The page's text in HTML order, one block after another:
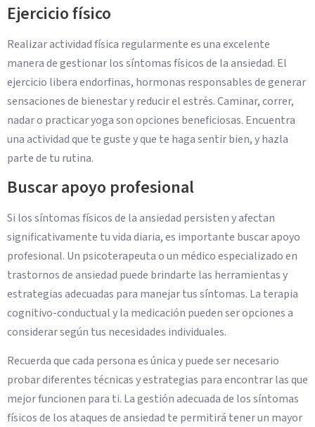
Ejercicio físico
Realizar actividad física regularmente es una excelente
manera de gestionar los síntomas físicos de la ansiedad. El
ejercicio libera endorfinas, hormonas responsables de generar
sensaciones de bienestar y reducir el estrés. Caminar, correr,
nadar o practicar yoga son opciones beneficiosas. Encuentra
una actividad que te guste y que te haga sentir bien, y hazla
parte de tu rutina.
Buscar apoyo profesional
Si los síntomas físicos de la ansiedad persisten y afectan
significativamente tu vida diaria, es importante buscar apoyo
profesional. Un psicoterapeuta o un médico especializado en
trastornos de ansiedad puede brindarte las herramientas y
estrategias adecuadas para manejar tus síntomas. La terapia
cognitivo-conductual y la medicación pueden ser opciones a
considerar según tus necesidades individuales.
Recuerda que cada persona es única y puede ser necesario
probar diferentes técnicas y estrategias para encontrar las que
mejor funcionen para ti. La gestión adecuada de los síntomas
físicos de los ataques de ansiedad te permitirá tener un mayor